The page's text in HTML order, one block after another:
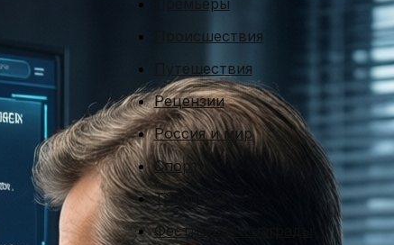
Премьеры
Происшествия
Путешествия
Рецензии
Россия и мир
Спорт
Трейлеры
Фестивали и награды